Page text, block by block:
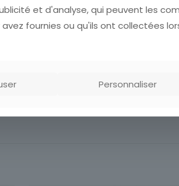
pour plusieurs achats avant de payer!
et d'analyse, qui peuvent les
avez fournies ou qu'ils ont collectées
Personnaliser